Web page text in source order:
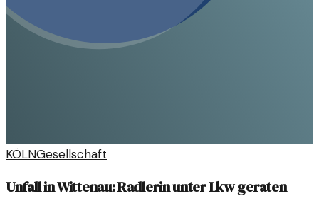
KÖLNGesellschaft
Unfall in Wittenau: Radlerin unter Lkw geraten